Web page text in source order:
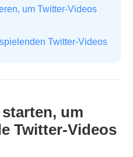
um Twitter-Videos
Twitter-Videos
um
Twitter-Videos